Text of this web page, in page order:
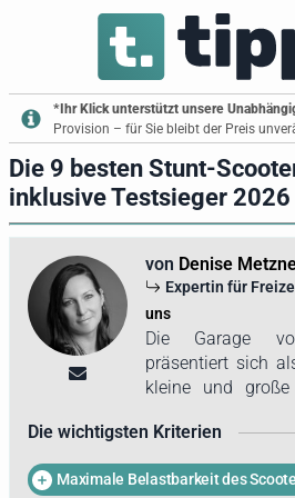
*Ihr Klick unterstützt unsere
Provision – für Sie bleibt der Preis
Die 9 besten Stunt-
inklusive Testsieger 2026
von Denise
Expertin für
uns
Die Garage
präsentiert sich
kleine und
Fahrzeugen
Dreirädern über
Die wichtigsten Kriterien
Maximale Belastbarkeit des